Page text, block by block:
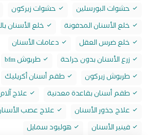
حشوات البورسلين
حشوات زيركون
خلع الأسنان المدفونة
خلع الأسنان
خلع ضرس العقل
دعامات الأسنان
زرع الأسنان بدون جراحة
طربوش bfm
طربوش زيركون
طقم أسنان أكريليك
طقم أسنان بقاعدة معدنية
علاج
علاج جذور الأسنان
علاج عصب
فينير الأسنان
هوليود سمايل